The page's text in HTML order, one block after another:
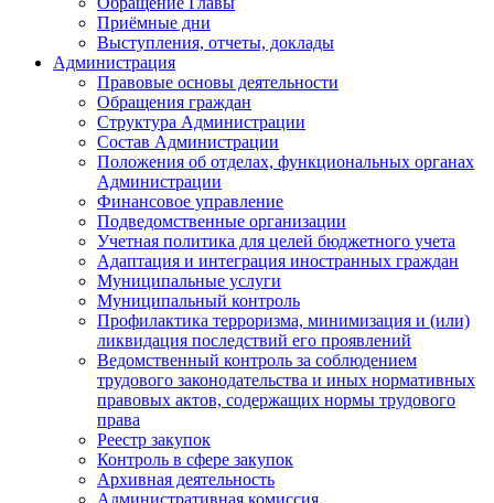
Приёмные дни
Выступления, отчеты, доклады
Администрация
Правовые основы деятельности
Обращения граждан
Структура Администрации
Состав Администрации
Положения об отделах, функциональных органах
Администрации
Финансовое управление
Подведомственные организации
Учетная политика для целей бюджетного учета
Адаптация и интеграция иностранных граждан
Муниципальные услуги
Муниципальный контроль
Профилактика терроризма, минимизация и (или)
ликвидация последствий его проявлений
Ведомственный контроль за соблюдением
трудового законодательства и иных нормативных
правовых актов, содержащих нормы трудового
права
Реестр закупок
Контроль в сфере закупок
Архивная деятельность
Административная комиссия